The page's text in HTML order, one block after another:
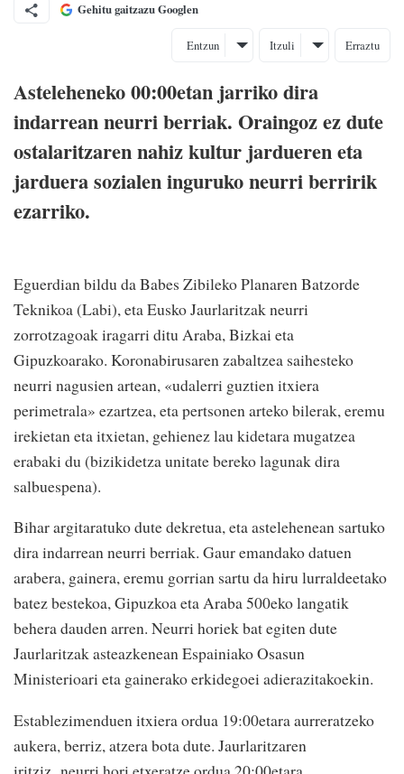
Gehitu gaitzazu Googlen
Entzun Itzuli Erraztu
Asteleheneko 00:00etan jarriko dira
indarrean neurri berriak. Oraingoz ez dute
ostalaritzaren nahiz kultur jardueren eta
jarduera sozialen inguruko neurri berririk
ezarriko.
Eguerdian bildu da Babes Zibileko Planaren Batzorde
Teknikoa (Labi), eta Eusko Jaurlaritzak neurri
zorrotzagoak iragarri ditu Araba, Bizkai eta
Gipuzkoarako. Koronabirusaren zabaltzea saihesteko
neurri nagusien artean, «udalerri guztien itxiera
perimetrala» ezartzea, eta pertsonen arteko bilerak, eremu
irekietan eta itxietan, gehienez lau kidetara mugatzea
erabaki du (bizikidetza unitate bereko lagunak dira
salbuespena).
Bihar argitaratuko dute dekretua, eta astelehenean sartuko
dira indarrean neurri berriak. Gaur emandako datuen
arabera, gainera, eremu gorrian sartu da hiru lurraldeetako
batez bestekoa, Gipuzkoa eta Araba 500eko langatik
behera dauden arren. Neurri horiek bat egiten dute
Jaurlaritzak asteazkenean Espainiako Osasun
Ministerioari eta gainerako erkidegoei adierazitakoekin.
Establezimenduen itxiera ordua 19:00etara aurreratzeko
aukera, berriz, atzera bota dute. Jaurlaritzaren